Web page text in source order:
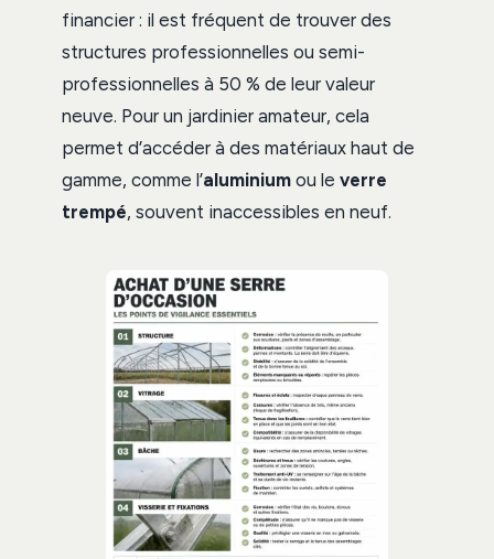
financier : il est fréquent de trouver des
structures professionnelles ou semi-
professionnelles à 50 % de leur valeur
neuve. Pour un jardinier amateur, cela
permet d’accéder à des matériaux haut de
gamme, comme l’aluminium ou le verre
trempé, souvent inaccessibles en neuf.